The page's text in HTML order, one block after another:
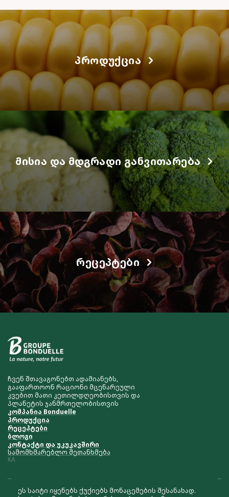
ᲞᲠᲝᲓᲣᲥᲪᲘᲐ
ᲛᲘᲡᲘᲐ ᲓᲐ ᲛᲓᲒᲠᲐᲓᲘ ᲒᲐᲜᲕᲘᲗᲐᲠᲔᲑᲐ
ᲠᲔᲪᲔᲞᲢᲔᲑᲘ
ჩვენ შთავაგონებთ ადამიანებს,
გააფართოონ რაციონი მცენარეული
კვებით მათი კეთილდღეობისთვის და
პლანეტის ჯანმრთელობისთვის
კომპანია Bonduelle
პროდუქცია
რეცეპტები
ბლოგი
კონტაქტი და უკუკავშირი
სამომხმარებლო შეთანხმება
KA
ეს საიტი იყენებს ქუქიებს მონაცემების შესანახად.